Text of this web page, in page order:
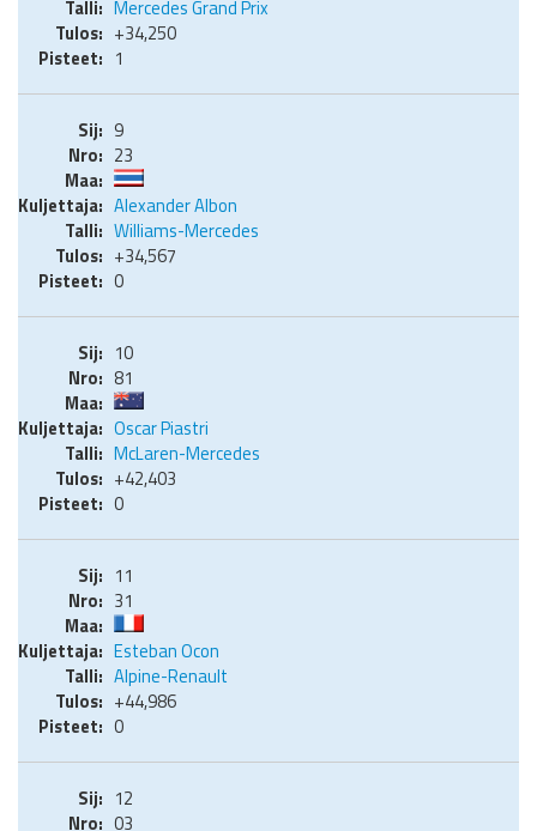
Mercedes Grand Prix
+34,250
1
9
23
Alexander Albon
Williams-Mercedes
+34,567
0
10
81
Oscar Piastri
McLaren-Mercedes
+42,403
0
11
31
Esteban Ocon
Alpine-Renault
+44,986
0
12
03